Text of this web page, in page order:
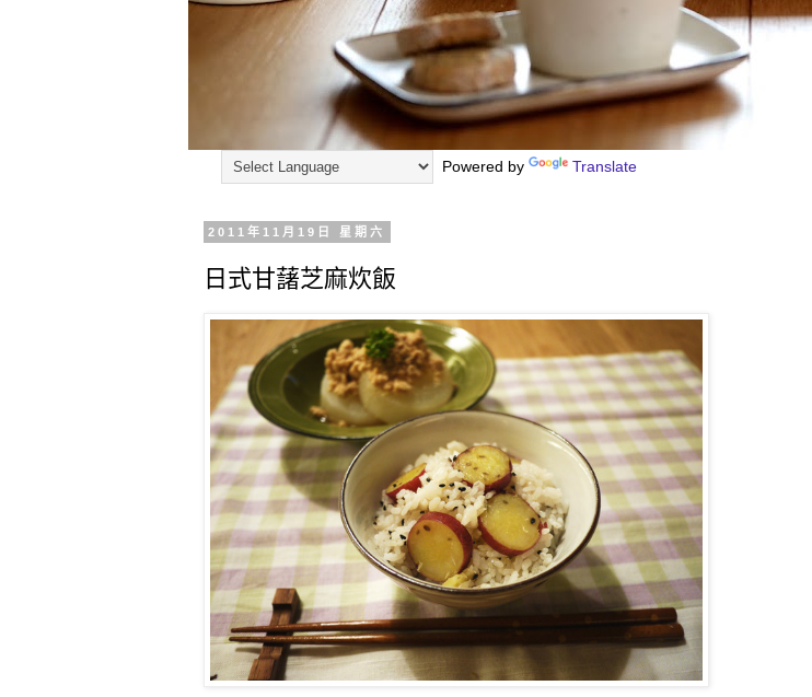
Powered by Translate
2011年11月19日 星期六
日式甘藷芝麻炊飯